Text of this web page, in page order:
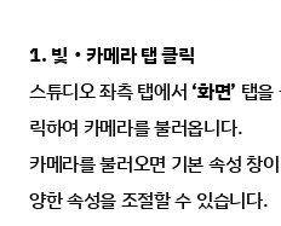
1. 빛‧카메라 탭 클릭
스튜디오 좌측 탭에서 ‘화면’ 탭을
릭하여 카메라를 불러옵니다.
카메라를 불러오면 기본 속성 창
양한 속성을 조절할 수 있습니다.